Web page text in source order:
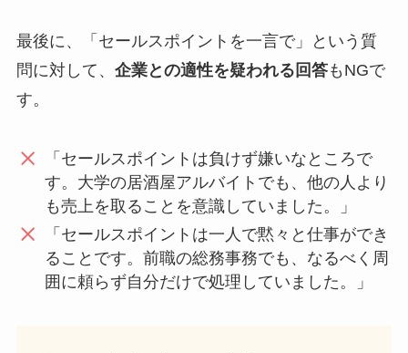
最後に、「セールスポイントを一言で」という質
問に対して、 企業との適性を疑われる回答もNGで
す。
「セールスポイントは負けず嫌いなところで
す。大学の居酒屋アルバイトでも、他の人より
も売上を取ることを意識していました。」
「セールスポイントは一人で黙々と仕事ができ
ることです。前職の総務事務でも、なるべく周
囲に頼らず自分だけで処理していました。」